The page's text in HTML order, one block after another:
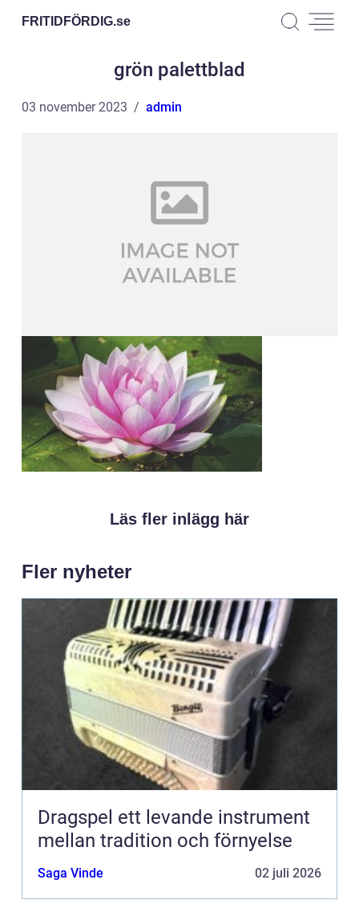
FRITIDFÖRDIG.se
grön palettblad
03 november 2023 admin
Läs fler inlägg här
Fler nyheter
Dragspel ett levande instrument
mellan tradition och förnyelse
Saga Vinde 02 juli 2026